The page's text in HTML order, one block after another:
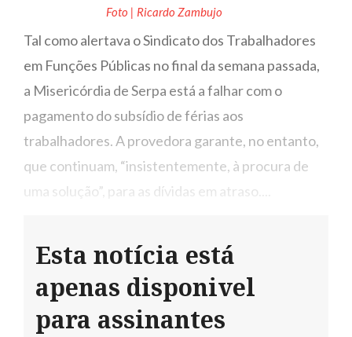
Foto | Ricardo Zambujo
Tal como alertava o Sindicato dos Trabalhadores
em Funções Públicas no final da semana passada,
a Misericórdia de Serpa está a falhar com o
pagamento do subsídio de férias aos
trabalhadores. A provedora garante, no entanto,
que continuam, “insistentemente, à procura de
uma solução”, para as dívidas em atraso....
Esta notícia está
apenas disponivel
para assinantes